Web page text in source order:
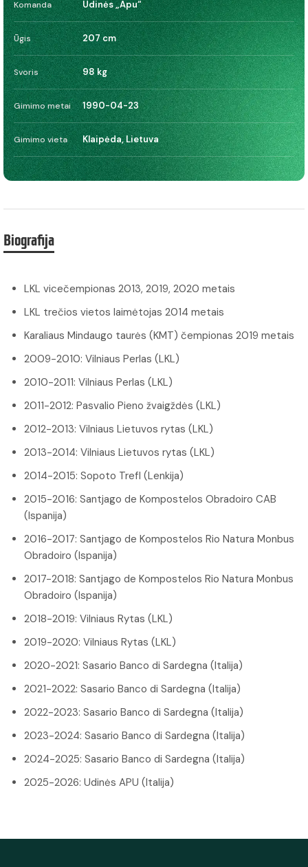
Komanda Udinės „Apu“
Ūgis 207 cm
Svoris 98 kg
Gimimo metai 1990-04-23
Gimimo vieta Klaipėda, Lietuva
Biografija
LKL vicečempionas 2013, 2019, 2020 metais
LKL trečios vietos laimėtojas 2014 metais
Karaliaus Mindaugo taurės (KMT) čempionas 2019 metais
2009-2010: Vilniaus Perlas (LKL)
2010-2011: Vilniaus Perlas (LKL)
2011-2012: Pasvalio Pieno žvaigždės (LKL)
2012-2013: Vilniaus Lietuvos rytas (LKL)
2013-2014: Vilniaus Lietuvos rytas (LKL)
2014-2015: Sopoto Trefl (Lenkija)
2015-2016: Santjago de Kompostelos Obradoiro CAB
(Ispanija)
2016-2017: Santjago de Kompostelos Rio Natura Monbus
Obradoiro (Ispanija)
2017-2018: Santjago de Kompostelos Rio Natura Monbus
Obradoiro (Ispanija)
2018-2019: Vilniaus Rytas (LKL)
2019-2020: Vilniaus Rytas (LKL)
2020-2021: Sasario Banco di Sardegna (Italija)
2021-2022: Sasario Banco di Sardegna (Italija)
2022-2023: Sasario Banco di Sardegna (Italija)
2023-2024: Sasario Banco di Sardegna (Italija)
2024-2025: Sasario Banco di Sardegna (Italija)
2025-2026: Udinės APU (Italija)